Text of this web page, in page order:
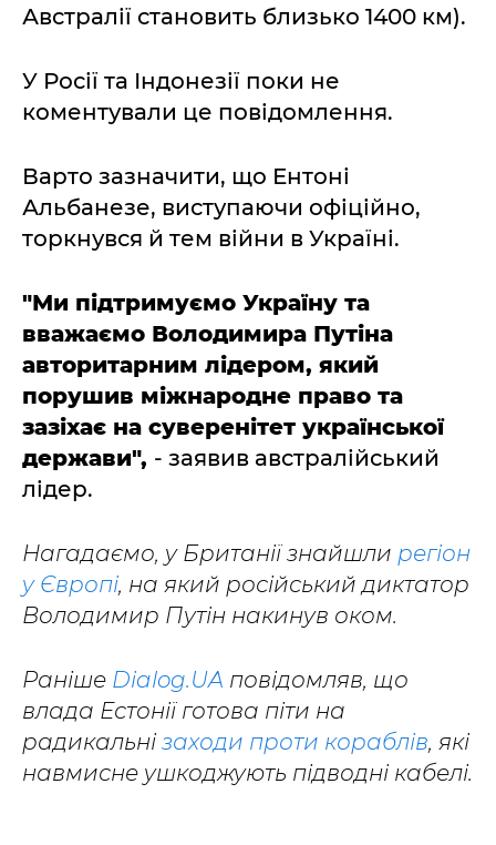
Австралії становить близько 1400 км).
У Росії та Індонезії поки не
коментували це повідомлення.
Варто зазначити, що Ентоні
Альбанезе, виступаючи офіційно,
торкнувся й тем війни в Україні.
"Ми підтримуємо Україну та
вважаємо Володимира Путіна
авторитарним лідером, який
порушив міжнародне право та
зазіхає на суверенітет української
держави", - заявив австралійський
лідер.
Нагадаємо, у Британії знайшли регіон
у Європі, на який російський диктатор
Володимир Путін накинув оком.
Раніше Dialog.UA повідомляв, що
влада Естонії готова піти на
радикальні заходи проти кораблів, які
навмисне ушкоджують підводні кабелі.